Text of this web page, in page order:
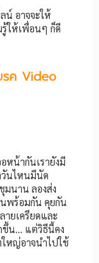
น์ อาจจะให้
ให้เพื่อนๆ ก็ดี
รค Video
หน้ากันเรายังมี
วันไหนมีนัด
มนาน ลองส่ง
พร้อมกัน คุยกัน
ายเครียดและ
ขึ้น… แต่วิธีนี้คง
หญ่อาจนำไปใช้